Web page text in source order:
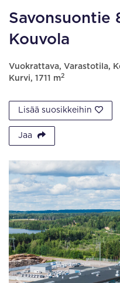
Savonsuontie
Kouvola
Vuokrattava, Varastotila,
Kurvi, 1711 m2
Lisää suosikkeihin
Jaa